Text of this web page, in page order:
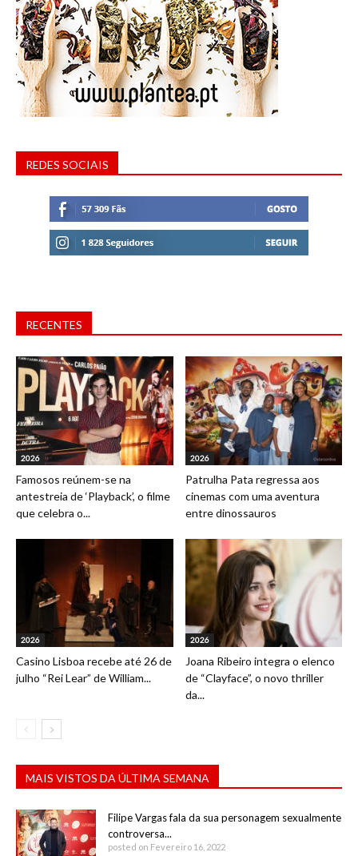
REDES SOCIAIS
RECENTES
2026
Famosos reúnem-se na
antestreia de ‘Playback’, o filme
que celebra o...
2026
Patrulha Pata regressa aos
cinemas com uma aventura
entre dinossauros
2026
Casino Lisboa recebe até 26 de
julho “Rei Lear” de William...
2026
Joana Ribeiro integra o elenco
de “Clayface”, o novo thriller
da...
MAIS VISTOS DA ÚLTIMA SEMANA
Filipe Vargas fala da sua personagem sexualmente
controversa...
posted on Fevereiro 16, 2022